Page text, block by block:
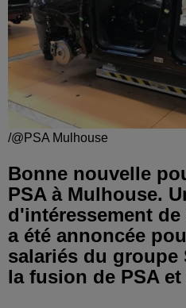
/@PSA Mulhouse
Bonne nouvelle
PSA à Mulhouse.
d'intéressement
a été annoncée
salariés du
la fusion de PSA